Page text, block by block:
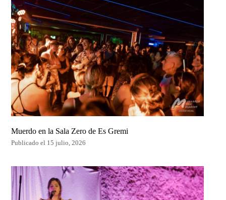
Muerdo en la Sala Zero de Es Gremi
Publicado el 15 julio, 2026